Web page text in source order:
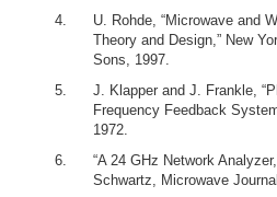
U. Rohde, “Microwave and
Theory and Design,” New
Sons, 1997.
J. Klapper and J. Frankle,
Frequency Feedback
1972.
“A 24 GHz Network
Schwartz, Microwave